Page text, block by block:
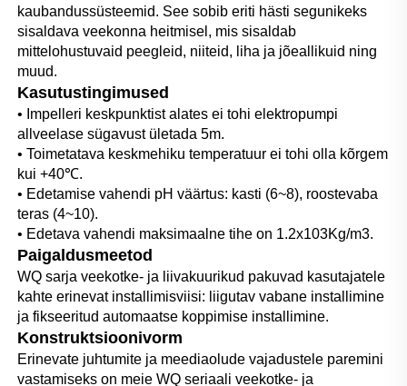
kaubandussüsteemid. See sobib eriti hästi segunikeks
sisaldava veekonna heitmisel, mis sisaldab
mittelohustuvaid peegleid, niiteid, liha ja jõeallikuid ning
muud.
Kasutustingimused
• Impelleri keskpunktist alates ei tohi elektropumpi
allveelase sügavust ületada 5m.
• Toimetatava keskmehiku temperatuur ei tohi olla kõrgem
kui +40℃.
• Edetamise vahendi pH väärtus: kasti (6~8), roostevaba
teras (4~10).
• Edetava vahendi maksimaalne tihe on 1.2x103Kg/m3.
Paigaldusmeetod
WQ sarja veekotke- ja liivakuurikud pakuvad kasutajatele
kahte erinevat installimisviisi: liigutav vabane installimine
ja fikseeritud automaatse koppimise installimine.
Konstruktsioonivorm
Erinevate juhtumite ja meediaolude vajadustele paremini
vastamiseks on meie WQ seriaali veekotke- ja